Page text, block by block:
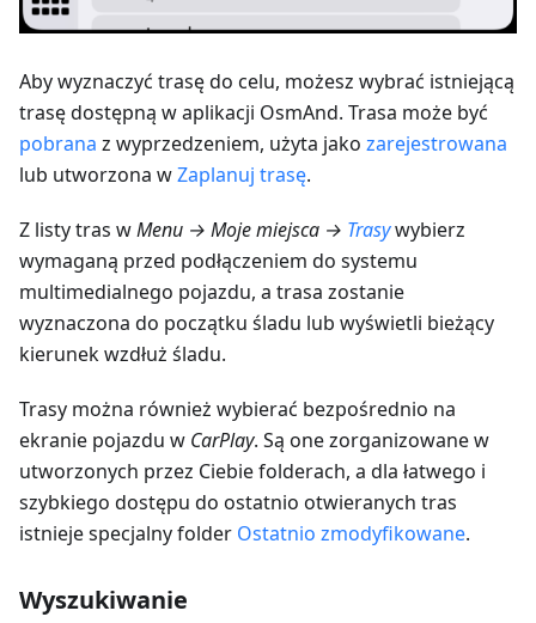
Aby wyznaczyć trasę do celu, możesz wybrać istniejącą
trasę dostępną w aplikacji OsmAnd. Trasa może być
pobrana z wyprzedzeniem, użyta jako zarejestrowana
lub utworzona wZaplanuj trasę.
Z listy tras wMenu → Moje miejsca → Trasywybierz
wymaganą przed podłączeniem do systemu
multimedialnego pojazdu, a trasa zostanie
wyznaczona do początku śladu lub wyświetli bieżący
kierunek wzdłuż śladu.
Trasy można również wybierać bezpośrednio na
ekranie pojazdu w CarPlay. Są one zorganizowane w
utworzonych przez Ciebie folderach, a dla łatwego i
szybkiego dostępu do ostatnio otwieranych tras
istnieje specjalny folder Ostatnio zmodyfikowane.
Wyszukiwanie